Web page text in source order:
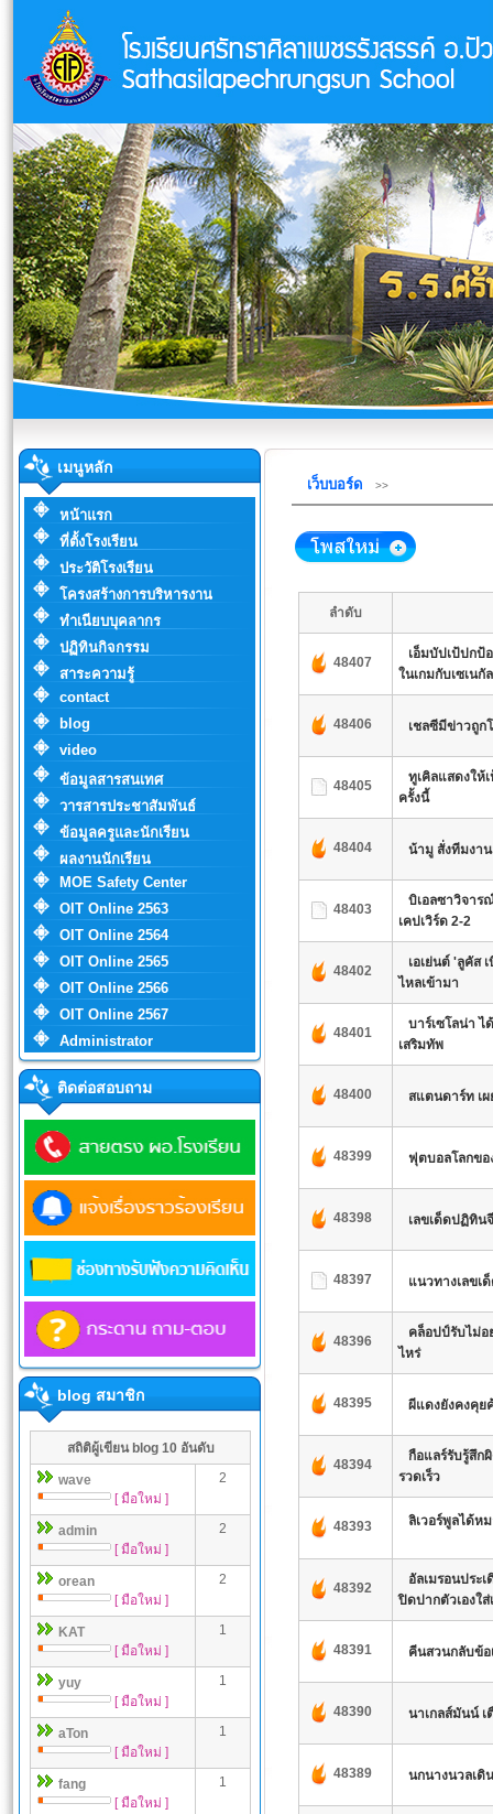
เมนูหลัก
หน้าแรก
ที่ตั้งโรงเรียน
ประวัติโรงเรียน
โครงสร้างการบริหารงาน
ทำเนียบบุคลากร
ปฏิทินกิจกรรม
สาระความรู้
contact
blog
video
ข้อมูลสารสนเทศ
วารสารประชาสัมพันธ์
ข้อมูลครูและนักเรียน
ผลงานนักเรียน
MOE Safety Center
OIT Online 2563
OIT Online 2564
OIT Online 2565
OIT Online 2566
OIT Online 2567
Administrator
ติดต่อสอบถาม
blog สมาชิก
สถิติผู้เขียน blog 10 อันดับ
wave
[ มือใหม่ ]
2
admin
[ มือใหม่ ]
2
orean
[ มือใหม่ ]
2
KAT
[ มือใหม่ ]
1
yuy
[ มือใหม่ ]
1
aTon
[ มือใหม่ ]
1
fang
[ มือใหม่ ]
1
เว็บบอร์ด >>
ลำดับ
48407
เอ็มบัปเป้ปกป้
ในเกมกับเซเนกัล
48406 เชลซีมีข่าวถูก
48405
ทูเคิลแสดงให้
ครั้งนี้
48404 น้ามู สั่งทีมงา
48403
บิเอลซาวิจาร
เคปเวิร์ด 2-2
48402
เอเย่นต์ 'ลูคัส
ไหลเข้ามา
48401
บาร์เซโลน่า ไ
เสริมทัพ
48400 สแตนดาร์ท เ
48399 ฟุตบอลโลกขอ
48398 เลขเด็ดปฏิทิน
48397 แนวทางเลขเ
48396
คล็อปป์รับไม่อ
ไหร่
48395 ผีแดงยังคงคุ
48394
กือแลร์รับรู้สึก
รวดเร็ว
48393 ลิเวอร์พูลได้ห
48392
อัลเมรอนประ
ปิดปากตัวเองใส่
48391 คีนสวนกลับข้อ
48390 นาเกลส์มันน์ เ
48389 นกนางนวลเดิ